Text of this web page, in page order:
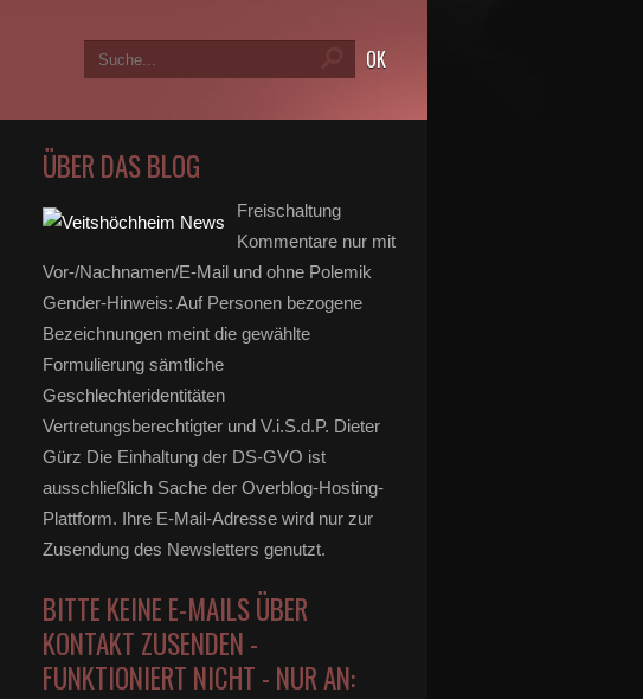
ÜBER DAS BLOG
Freischaltung
Kommentare nur mit
Vor-/Nachnamen/E-Mail und ohne Polemik
Gender-Hinweis: Auf Personen bezogene
Bezeichnungen meint die gewählte
Formulierung sämtliche
Geschlechteridentitäten
Vertretungsberechtigter und V.i.S.d.P. Dieter
Gürz Die Einhaltung der DS-GVO ist
ausschließlich Sache der Overblog-Hosting-
Plattform. Ihre E-Mail-Adresse wird nur zur
Zusendung des Newsletters genutzt.
BITTE KEINE E-MAILS ÜBER
KONTAKT ZUSENDEN -
FUNKTIONIERT NICHT - NUR AN: